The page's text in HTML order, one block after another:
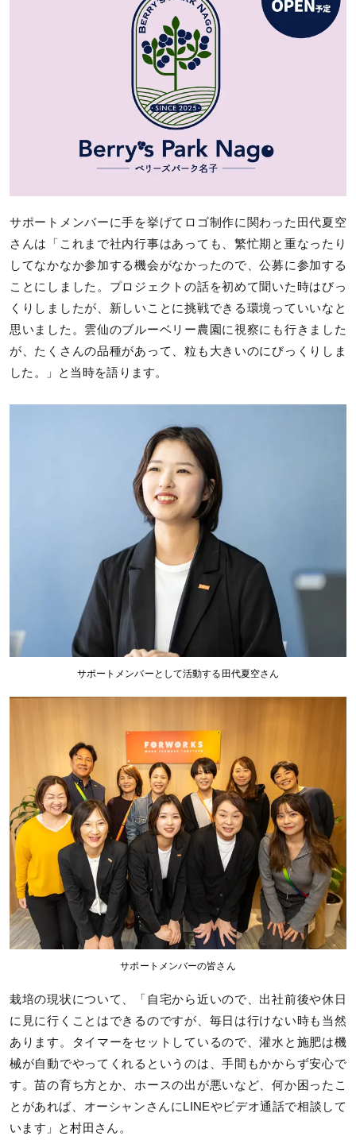
サポートメンバーに手を挙げてロゴ制作に関わった田代夏空
さんは「これまで社内行事はあっても、繁忙期と重なったり
してなかなか参加する機会がなかったので、公募に参加する
ことにしました。プロジェクトの話を初めて聞いた時はびっ
くりしましたが、新しいことに挑戦できる環境っていいなと
思いました。雲仙のブルーベリー農園に視察にも行きました
が、たくさんの品種があって、粒も大きいのにびっくりしま
した。」と当時を語ります。
サポートメンバーとして活動する田代夏空さん
サポートメンバーの皆さん
栽培の現状について、「自宅から近いので、出社前後や休日
に見に行くことはできるのですが、毎日は行けない時も当然
あります。タイマーをセットしているので、灌水と施肥は機
械が自動でやってくれるというのは、手間もかからず安心で
す。苗の育ち方とか、ホースの出が悪いなど、何か困ったこ
とがあれば、オーシャンさんにLINEやビデオ通話で相談して
います」と村田さん。